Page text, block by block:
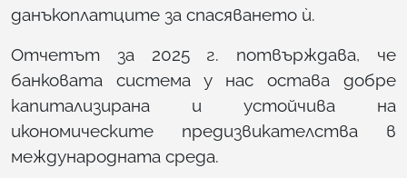
данъкоплатците за спасяването ѝ.
Отчетът за 2025 г. потвърждава, че
банковата система у нас остава добре
капитализирана и устойчива на
икономическите предизвикателства в
международната среда.